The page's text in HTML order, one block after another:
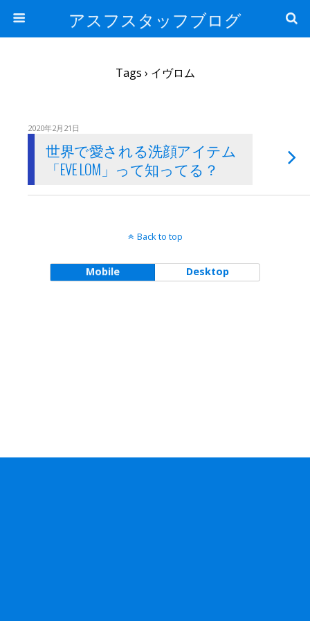
アスフスタッフブログ
Tags › イヴロム
2020年2月21日
世界で愛される洗顔アイテム
「EVE LOM」って知ってる？
Back to top
Mobile Desktop